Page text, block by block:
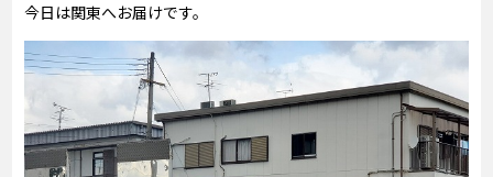
今日は関東へお届けです。